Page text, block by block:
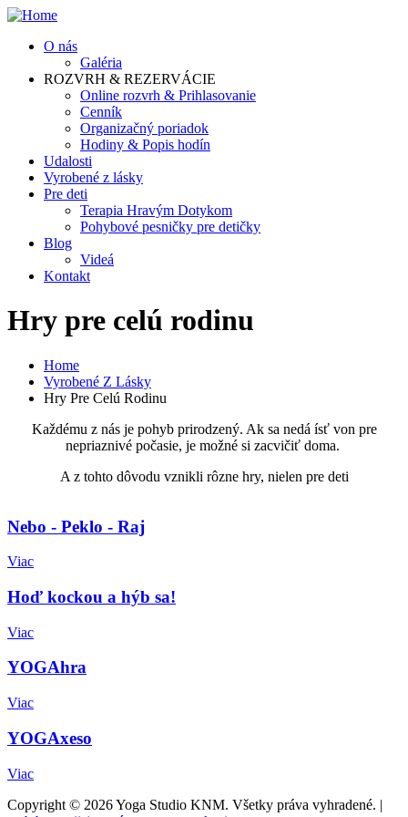
Skočiť
hlavnýO nás
Galéria
ROZVRH & REZERVÁCIE
Online rozvrh & Prihlasovanie
Cenník
Organizačný poriadok
Hodiny & Popis hodín
Udalosti
Vyrobené z lásky
Pre deti
Terapia Hravým Dotykom
Pohybové pesničky pre detičky
Blog
Videá
Kontakt
Hry pre celú rodinu
Omrvinka
Home
Vyrobené Z Lásky
Hry Pre Celú Rodinu
Každému z nás je pohyb prirodzený. Ak sa nedá ísť von pre
nepriaznivé počasie, je možné si zacvičiť doma.
A z tohto dôvodu vznikli rôzne hry, nielen pre deti
Nebo - Peklo - Raj
Viac
Hoď kockou a hýb sa!
Viac
YOGAhra
Viac
YOGAxeso
Viac
Copyright © 2026 Yoga Studio KNM. Všetky práva vyhradené. |